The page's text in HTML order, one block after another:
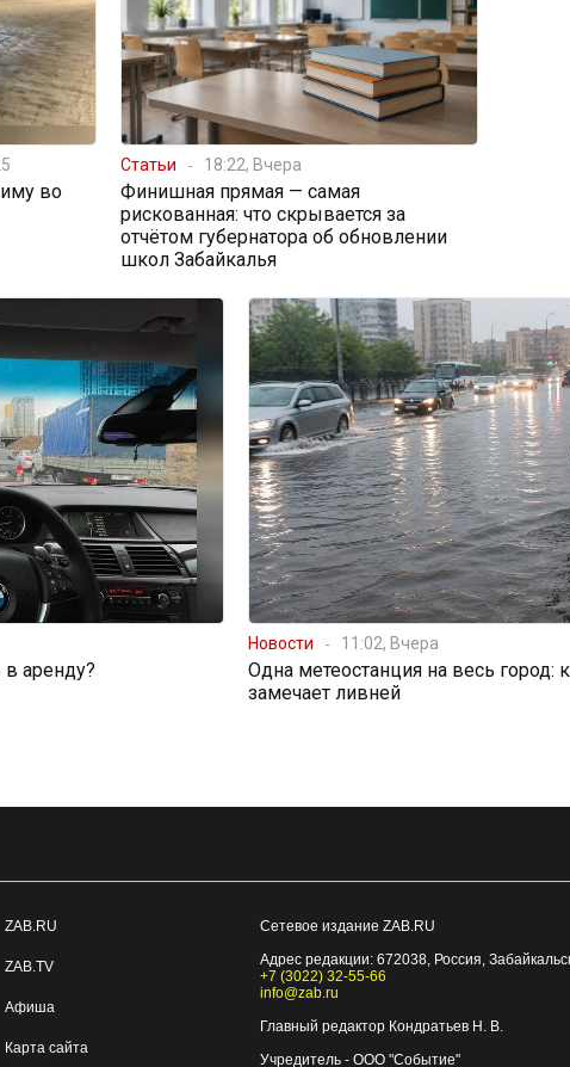
во
Статьи 18:22, Вчера
Финишная прямая — самая
рискованная: что скрывается за
отчётом губернатора об обновлении
школ Забайкалья
в аренду?
Новости 11:02, Вчера
Одна метеостанция на весь город:
замечает ливней
ZAB.RU
ZAB.TV
Афиша
Карта сайта
Сетевое издание ZAB.RU
Адрес редакции: 672038, Россия,
+7 (3022) 32-55-66
info@zab.ru
Главный редактор Кондратьев Н. В.
Учредитель - ООО "Событие"